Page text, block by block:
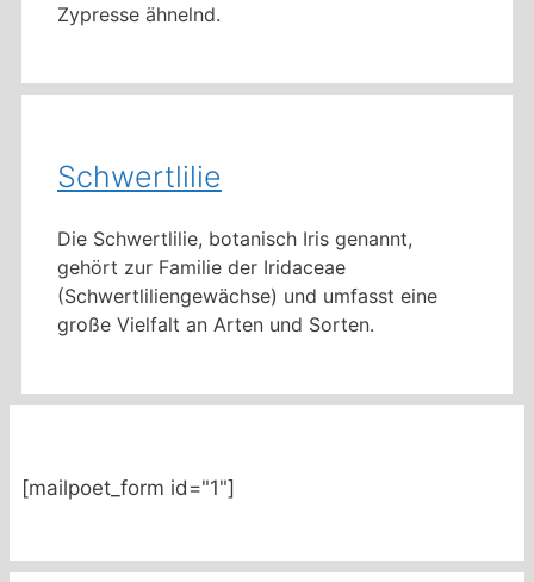
Zypresse ähnelnd.
Schwertlilie
Die Schwertlilie, botanisch Iris genannt,
gehört zur Familie der Iridaceae
(Schwertliliengewächse) und umfasst eine
große Vielfalt an Arten und Sorten.
[mailpoet_form id="1"]